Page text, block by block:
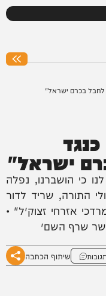
לחבל בכרם ישראל"
ישראל"
כי הושברנו, נפלה
התורה, שריד לדור
אזרחי זצוק״ל" •
שרף השם״
שיתוף הכתבה